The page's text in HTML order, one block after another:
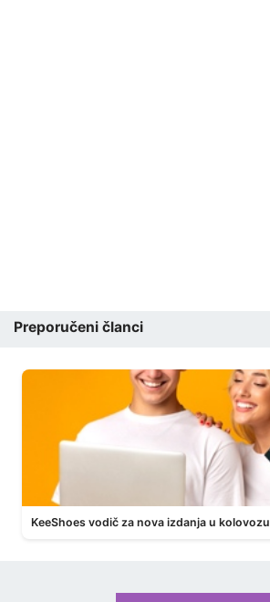
Preporučeni članci
KeeShoes vodič za nova izdanja u kolovozu